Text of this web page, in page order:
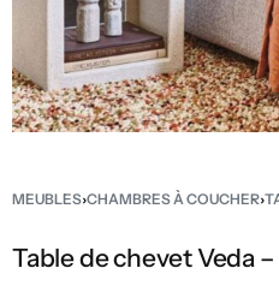
MEUBLES›CHAMBRES À COUCHER›
Table de chevet Veda